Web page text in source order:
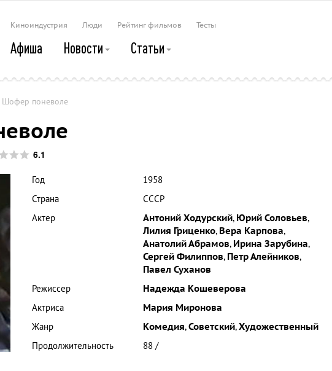
Киноиндустрия Люди Рейтинг фильмов Тесты
Афиша Новости Статьи
Шофер поневоле
6.1
Год
1958
Страна
СССР
Актер
Антоний Ходурский, Юрий Соловьев,
Лилия Гриценко, Вера Карпова,
Анатолий Абрамов, Ирина Зарубина,
Сергей Филиппов, Петр Алейников,
Павел Суханов
Режиссер
Надежда Кошеверова
Актриса
Мария Миронова
Жанр
Комедия,Советский,Художественный
Продолжительность
88 /